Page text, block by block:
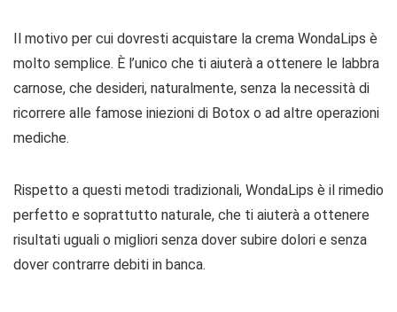
Il motivo per cui dovresti acquistare la crema WondaLips è
molto semplice. È l’unico che ti aiuterà a ottenere le labbra
carnose, che desideri, naturalmente, senza la necessità di
ricorrere alle famose iniezioni di Botox o ad altre operazioni
mediche.
Rispetto a questi metodi tradizionali, WondaLips è il rimedio
perfetto e soprattutto naturale, che ti aiuterà a ottenere
risultati uguali o migliori senza dover subire dolori e senza
dover contrarre debiti in banca.